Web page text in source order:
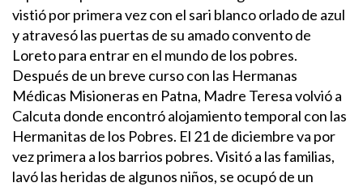
vistió por primera vez con el sari blanco orlado de azul
y atravesó las puertas de su amado convento de
Loreto para entrar en el mundo de los pobres.
Después de un breve curso con las Hermanas
Médicas Misioneras en Patna, Madre Teresa volvió a
Calcuta donde encontró alojamiento temporal con las
Hermanitas de los Pobres. El 21 de diciembre va por
vez primera a los barrios pobres. Visitó a las familias,
lavó las heridas de algunos niños, se ocupó de un